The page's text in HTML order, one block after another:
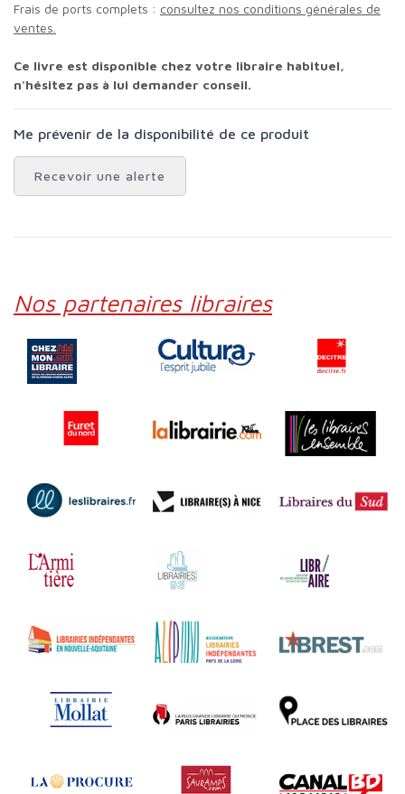
Frais de ports complets : consultez nos conditions générales de
ventes.
Ce livre est disponible chez votre libraire habituel,
n'hésitez pas à lui demander conseil.
Me prévenir de la disponibilité de ce produit
Recevoir une alerte
Nos partenaires libraires